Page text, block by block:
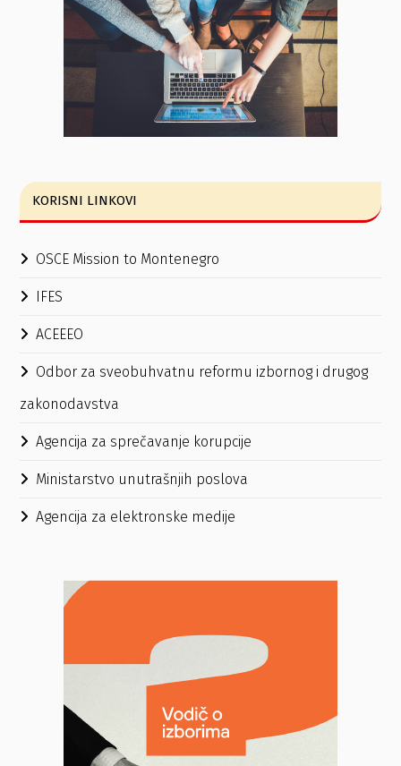
KORISNI LINKOVI
OSCE Mission to Montenegro
IFES
ACEEEO
Odbor za sveobuhvatnu reformu izbornog i drugog
zakonodavstva
Agencija za sprečavanje korupcije
Ministarstvo unutrašnjih poslova
Agencija za elektronske medije